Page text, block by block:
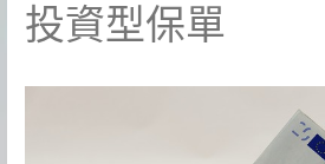
目
投資型保單